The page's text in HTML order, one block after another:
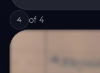
4 of 4